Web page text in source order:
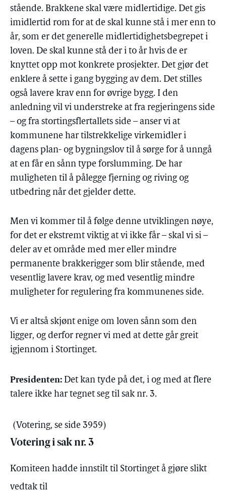
stående. Brakkene skal være midlertidige. Det gis
imidlertid rom for at de skal kunne stå i mer enn to
år, som er det generelle midlertidighetsbegrepet i
loven. De skal kunne stå der i to år hvis de er
knyttet opp mot konkrete prosjekter. Det gjør det
enklere å sette i gang bygging av dem. Det stilles
også lavere krav enn for øvrige bygg. I den
anledning vil vi understreke at fra regjeringens side
– og fra stortingsflertallets side – anser vi at
kommunene har tilstrekkelige virkemidler i
dagens plan- og bygningslov til å sørge for å unngå
at en får en sånn type forslumming. De har
muligheten til å pålegge fjerning og riving og
utbedring når det gjelder dette.
Men vi kommer til å følge denne utviklingen nøye,
for det er ekstremt viktig at vi ikke får – skal vi si –
deler av et område med mer eller mindre
permanente brakkerigger som blir stående, med
vesentlig lavere krav, og med vesentlig mindre
muligheter for regulering fra kommunenes side.
Vi er altså skjønt enige om loven sånn som den
ligger, og derfor regner vi med at dette går greit
igjennom i Stortinget.
Presidenten: Det kan tyde på det, i og med at flere
talere ikke har tegnet seg til sak nr. 3.
(Votering, se side 3959)
Votering i sak nr. 3
Komiteen hadde innstilt til Stortinget å gjøre slikt
vedtak til